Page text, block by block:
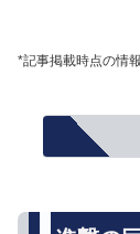
*記事掲載時点の情